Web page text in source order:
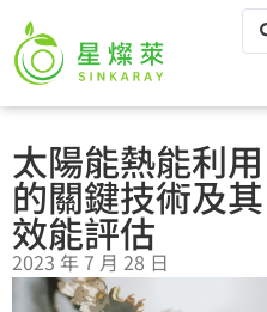
太陽能熱能利用
的關鍵技術及其
效能評估
2023 年 7 月 28 日